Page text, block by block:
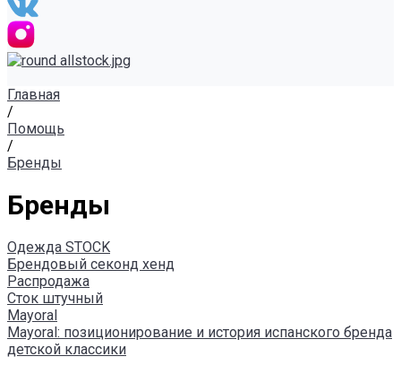
Главная
/
Помощь
/
Бренды
Бренды
Одежда STOCK
Брендовый секонд хенд
Распродажа
Сток штучный
Mayoral
Mayoral: позиционирование и история испанского бренда
детской классики